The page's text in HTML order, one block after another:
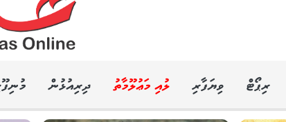
ރިޕޯޓް ވިޔަފާރި ލުއި މަޢުލޫމާތު ދިރިއުޅުން